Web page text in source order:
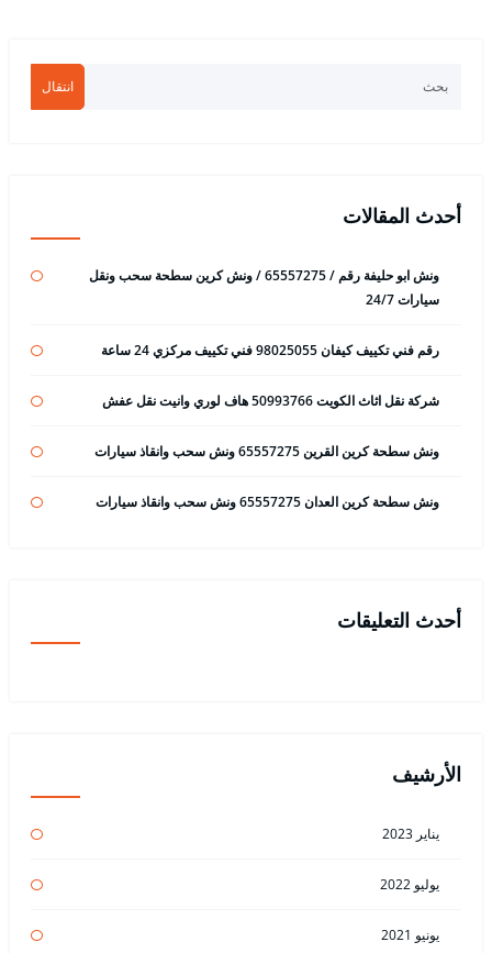
انتقال
أحدث المقالات
ونش ابو حليفة رقم / 65557275 / ونش كرين سطحة سحب ونقل
سيارات 24/7
رقم فني تكييف كيفان 98025055 فني تكييف مركزي 24 ساعة
شركة نقل اثاث الكويت 50993766 هاف لوري وانيت نقل عفش
ونش سطحة كرين القرين 65557275 ونش سحب وانقاذ سيارات
ونش سطحة كرين العدان 65557275 ونش سحب وانقاذ سيارات
أحدث التعليقات
الأرشيف
يناير 2023
يوليو 2022
يونيو 2021